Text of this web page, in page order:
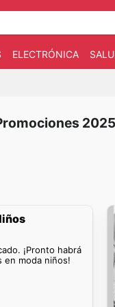
ELECTRÓNICA
2025
¡Pronto habrá
en moda niños!